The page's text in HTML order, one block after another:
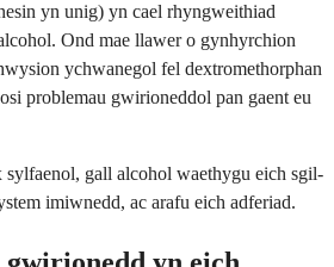
yn unig) yn cael rhyngweithiad
Ond mae llawer o gynhyrchion
ychwanegol fel dextromethorphan
problemau gwirioneddol pan gaent eu
gall alcohol waethygu eich sgil-
imiwnedd, ac arafu eich adferiad.